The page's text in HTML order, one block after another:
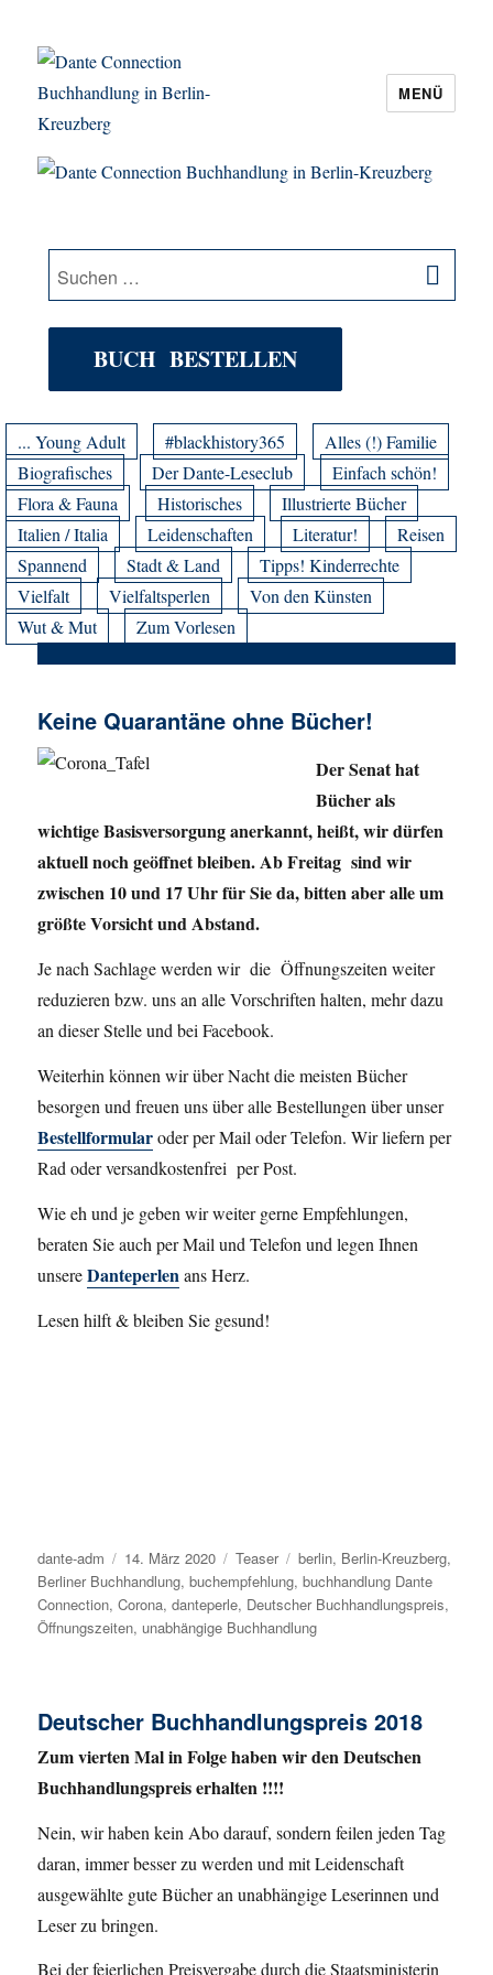
Dante Connection Buchhandlung in
MENÜ
Suche
nach:
BUCH BESTELLEN
... Young Adult #blackhistory365
Alles (!) Familie
Biografisches
Der Dante-Leseclub
Einfach schön!
Flora & Fauna
Historisches
Illustrierte Bücher
Italien / Italia
Leidenschaften Literatur!
Reisen
Spannend
Stadt & Land
Tipps! Kinderrechte
Vielfalt
Vielfaltsperlen
Von den Künsten
Wut & Mut
Zum Vorlesen
Keine Quarantäne ohne Bücher!
Der Senat hat
Bücher als
wichtige Basisversorgung anerkannt, heißt, wir dürfen
aktuell noch geöffnet bleiben. Ab Freitag sind wir
zwischen 10 und 17 Uhr für Sie da, bitten aber alle um
größte Vorsicht und Abstand.
Je nach Sachlage werden wir die Öffnungszeiten weiter
reduzieren bzw. uns an alle Vorschriften halten, mehr dazu
an dieser Stelle und bei Facebook.
Weiterhin können wir über Nacht die meisten Bücher
besorgen und freuen uns über alle Bestellungen über unser
Bestellformularoder per Mail oder Telefon. Wir liefern per
Rad oder versandkostenfrei per Post.
Wie eh und je geben wir weiter gerne Empfehlungen,
beraten Sie auch per Mail und Telefon und legen Ihnen
unsereDanteperlenans Herz.
Lesen hilft & bleiben Sie gesund!
Autor
dante-adm
Veröffentlicht
am
14. März 2020 Kategorien
Teaser Schlagwörter
berlin, Berlin-Kreuzberg,
Berliner Buchhandlung,buchempfehlung,buchhandlung Dante
Connection,Corona,danteperle, Deutscher Buchhandlungspreis,
Öffnungszeiten, unabhängige Buchhandlung
Deutscher Buchhandlungspreis 2018
Zum vierten Mal in Folge haben wir den Deutschen
Buchhandlungspreis erhalten !!!!
Nein, wir haben kein Abo darauf, sondern feilen jeden Tag
daran, immer besser zu werden und mit Leidenschaft
ausgewählte gute Bücher an unabhängige Leserinnen und
Leser zu bringen.
Bei der feierlichen Preisvergabe durch die Staatsministerin